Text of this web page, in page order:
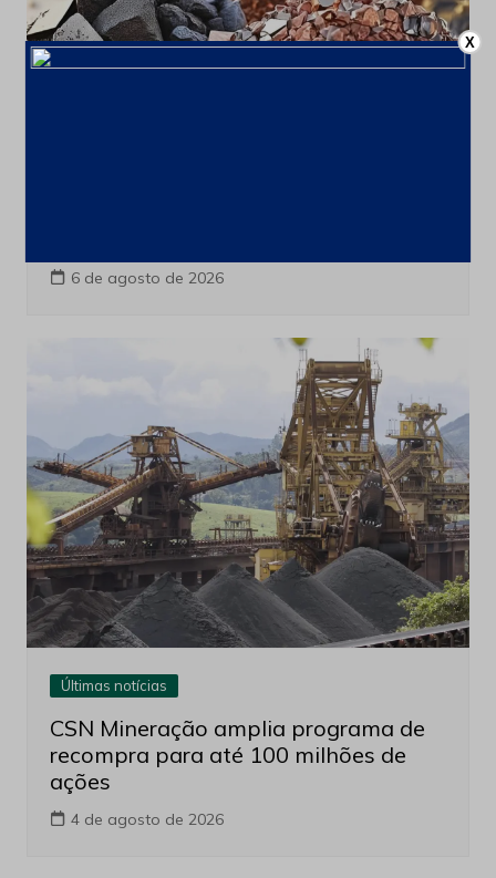
6 de agosto de 2026
Últimas notícias
CSN Mineração amplia programa de
recompra para até 100 milhões de
ações
4 de agosto de 2026
X